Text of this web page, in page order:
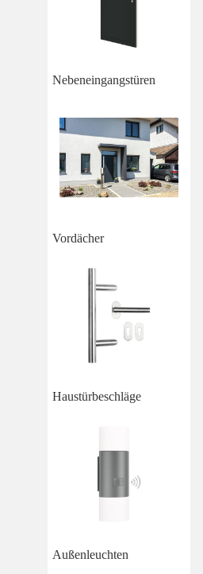
Nebeneingangstüren
Vordächer
Haustürbeschläge
Außenleuchten